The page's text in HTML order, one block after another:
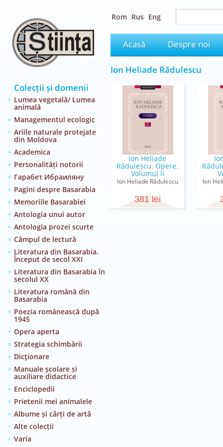
Colecții și domenii
Lumea vegetală/ Lumea
animală
Managementul ecologic
Ariile naturale protejate
din Moldova
Academica
Personalități notorii
Гарабет Ибраиляну
Pagini despre Basarabia
Memoriile Basarabiei
Antologia unui autor
Antologia prozei scurte
Câmpul de lectură
Literatura din Basarabia.
Început de secol XXI
Literatura din Basarabia în
secolul XX
Literatura română din
Basarabia
Poezia românească după
1945
Opera aperta
Strategia schimbării
Dicţionare
Manuale școlare și
auxiliare didactice
Enciclopedii
Prietenii mei animalele
Albume și cărți de artă
Alte colecții
Varia
Rom Rus Eng
Acasă Despre noi
Ion Heliade Rădulescu
Ion Heliade
Rădulescu. Opere.
Volumul II
Ion Heliade Rădulescu
381 lei
Ion